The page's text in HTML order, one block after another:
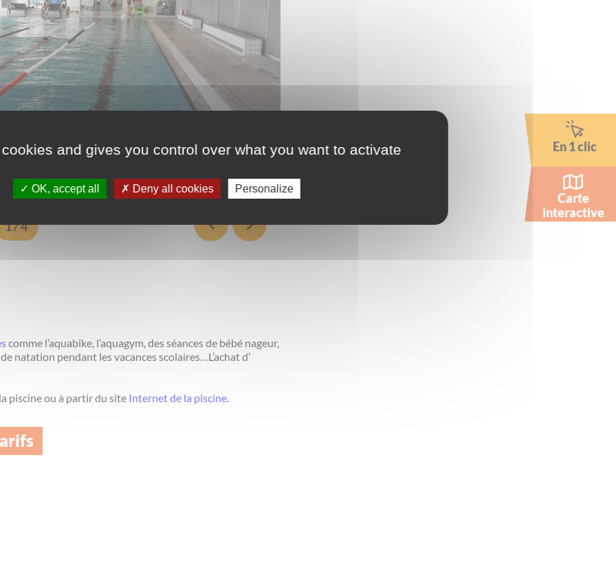
1 / 4
comme l’aquabike, l’aquagym, des séances de bébé nageur,
natation pendant les vacances scolaires…L’achat d’
piscine ou à partir du site Internet de la piscine.
En 1 clic
Carte
interactive
cookies and gives you control over what you want to activate
OK, accept all Deny all cookies Personalize